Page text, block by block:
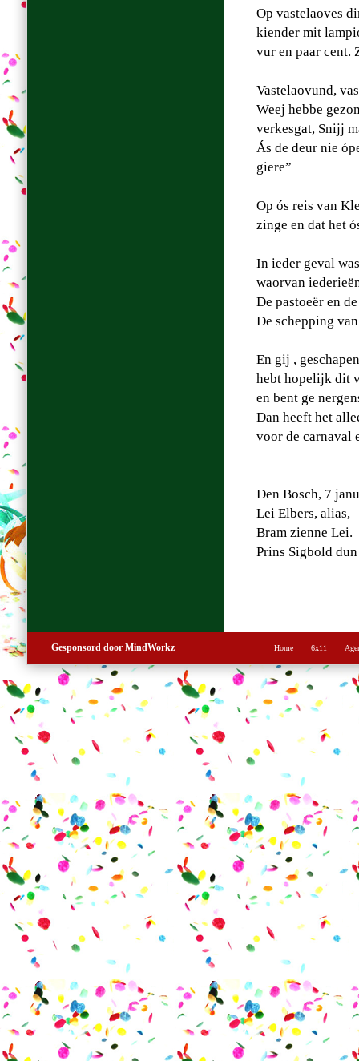
Op vastelaoves
kiender mit
vur en paar cent.
Vastelaovund,
Weej hebbe
verkesgat, Snijj
Ás de deur nie
giere”
Op ós reis van
zinge en dat het
In ieder geval
waorvan
De pastoeër en
De schepping
En gij ,
hebt hopelijk dit
en bent ge
Dan heeft het
voor de carnaval
Den Bosch, 7
Lei Elbers, alias,
Bram zienne Lei.
Prins Sigbold
Gesponsord door MindWorkz Home 6x11